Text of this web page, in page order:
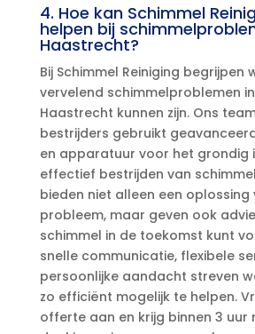
4.​ Hoe kan Schimmel
helpen bij
Haastrecht?
Bij Schimmel Reiniging begrijpen
vervelend schimmelproblemen
Haastrecht kunnen zijn.​ Ons
bestrijders gebruikt
en apparatuur voor het grondig
effectief bestrijden van schimmel
bieden niet alleen een oplossing
probleem, maar geven ook
schimmel in de toekomst kunt
snelle communicatie, flexibele
persoonlijke aandacht streven
zo efficiënt mogelijk te helpen.​
offerte aan en krijg binnen 3 uur